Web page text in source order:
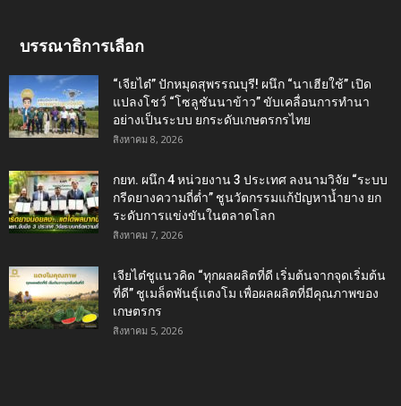
บรรณาธิการเลือก
“เจียไต๋” ปักหมุดสุพรรณบุรี! ผนึก “นาเฮียใช้” เปิด
แปลงโชว์ “โซลูชันนาข้าว” ขับเคลื่อนการทำนา
อย่างเป็นระบบ ยกระดับเกษตรกรไทย
สิงหาคม 8, 2026
กยท. ผนึก 4 หน่วยงาน 3 ประเทศ ลงนามวิจัย “ระบบ
กรีดยางความถี่ต่ำ” ชูนวัตกรรมแก้ปัญหาน้ำยาง ยก
ระดับการแข่งขันในตลาดโลก
สิงหาคม 7, 2026
เจียไต๋ชูแนวคิด “ทุกผลผลิตที่ดี เริ่มต้นจากจุดเริ่มต้น
ที่ดี” ชูเมล็ดพันธุ์แตงโม เพื่อผลผลิตที่มีคุณภาพของ
เกษตรกร
สิงหาคม 5, 2026